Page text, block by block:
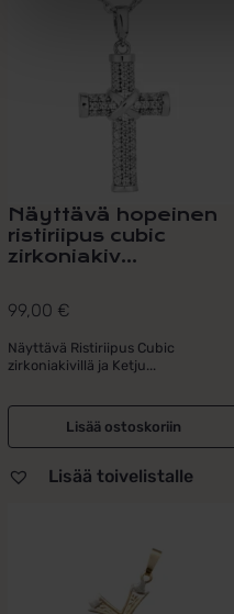
Näyttävä hopeinen
ristiriipus cubic
zirkoniakiv...
99,00 €
Näyttävä Ristiriipus Cubic
zirkoniakivillä ja Ketju...
Lisää ostoskoriin
Lisää toivelistalle